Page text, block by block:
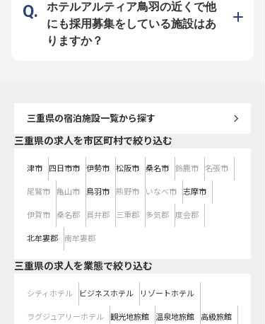
動画はすぐに200万回再生を突破。
和装から私服に着替えバイクで颯爽
と帰宅する様子など、スタッフの人
柄や和やかな旅館の雰囲気が伝わる
ユニークな内容で、ファンを獲得し
ニークな内容で、動画を見た多くの
方がご宿泊になっています。 伝統
とトレンドのお仕事が両方楽しめる
点は、鳥羽ビューホテル花真珠なら
たアメ
り添う仲
ホテルアルティア鳥羽の近くで他
にも採用募集をしている施設はあ
りますか？
三重県の宿泊施設一覧から探す
三重県の求人を市区町村で絞り込む
津市 四日市市 伊勢市 松阪市 桑名市 鈴鹿市 名張市
尾鷲市 亀山市 鳥羽市 熊野市 いなべ市 志摩市
伊賀市 桑名郡 員弁郡 三重郡 多気郡 度会郡
北牟婁郡 南牟婁郡
三重県の求人を業態で絞り込む
シティホテル ビジネスホテル リゾートホテル
ラグジュアリーホテル 観光地旅館 温泉地旅館 高級旅館